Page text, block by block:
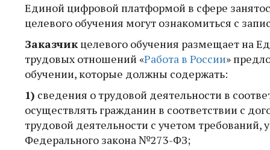
Единой цифровой платформой в сфере
целевого обучения могут ознакомиться с
Заказчикцелевого обучения размещает на
трудовых отношений «Работа в России»
обучении, которые должны содержать:
1) сведения о трудовой деятельности в
осуществлять гражданин в соответствии с
трудовой деятельности с учетом требований,
Федерального закона №273-ФЗ;